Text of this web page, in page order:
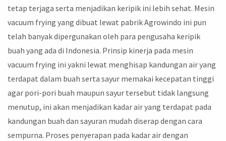
tetap terjaga serta menjadikan keripik ini lebih sehat. Mesin
vacuum frying yang dibuat lewat pabrik Agrowindo ini pun
telah banyak dipergunakan oleh para pengusaha keripik
buah yang ada di Indonesia. Prinsip kinerja pada mesin
vacuum frying ini yakni lewat menghisap kandungan air yang
terdapat dalam buah serta sayur memakai kecepatan tinggi
agar pori-pori buah maupun sayur tersebut tidak langsung
menutup, ini akan menjadikan kadar air yang terdapat pada
kandungan buah dan sayuran mudah diserap dengan cara
sempurna. Proses penyerapan pada kadar air dengan